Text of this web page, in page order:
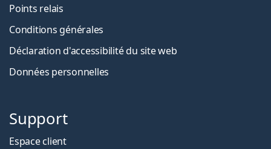
Points relais
Conditions générales
Déclaration d'accessibilité du site web
Données personnelles
Support
Espace client